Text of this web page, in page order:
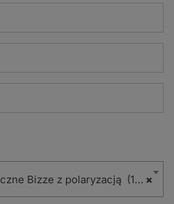
×
Bizze z polaryzacją (102)